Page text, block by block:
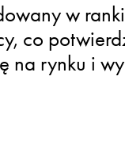
w
co
na rynku i